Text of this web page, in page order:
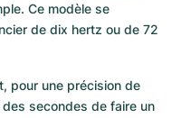
Ce modèle se
de dix hertz ou de 72
pour une précision de
secondes de faire un